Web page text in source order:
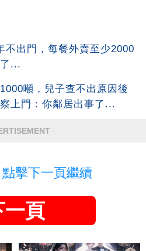
不出門，每餐外賣至少2000
...
噸，兒子查不出原因後
上門：你鄰居出事了...
擊下一頁繼續
一頁